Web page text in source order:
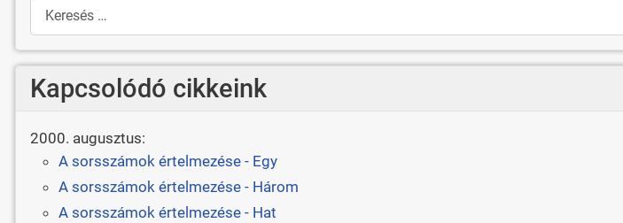
Keresés
Kapcsolódó cikkeink
2000. augusztus:
A sorsszámok értelmezése - Egy
A sorsszámok értelmezése - Három
A sorsszámok értelmezése - Hat